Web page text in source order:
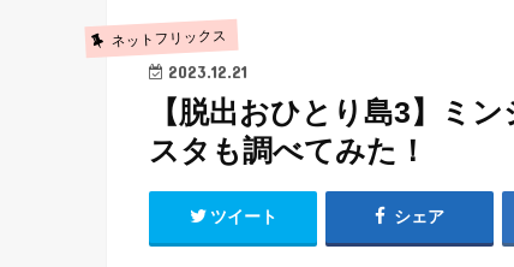
ネットフリックス
2023.12.21
【脱出おひとり島3】ミ
スタも調べてみた！
ツイート シェア